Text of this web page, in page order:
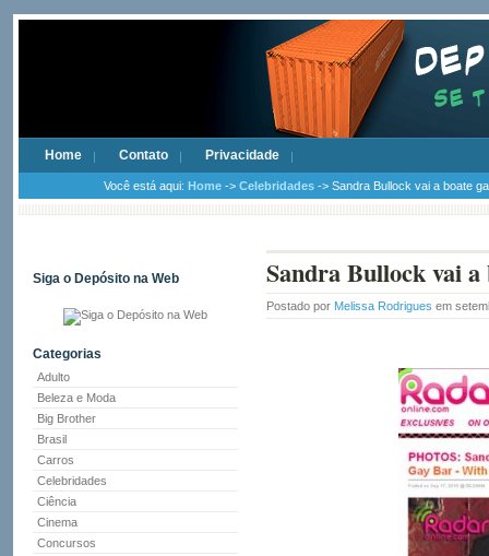
Home Contato Privacidade
Você está aqui: Home -> Celebridades -> Sandra Bullock vai a boate
Siga o Depósito na Web
Categorias
Adulto
Beleza e Moda
Big Brother
Brasil
Carros
Celebridades
Ciência
Cinema
Concursos
Sandra Bullock vai a
Postado por Melissa Rodrigues em